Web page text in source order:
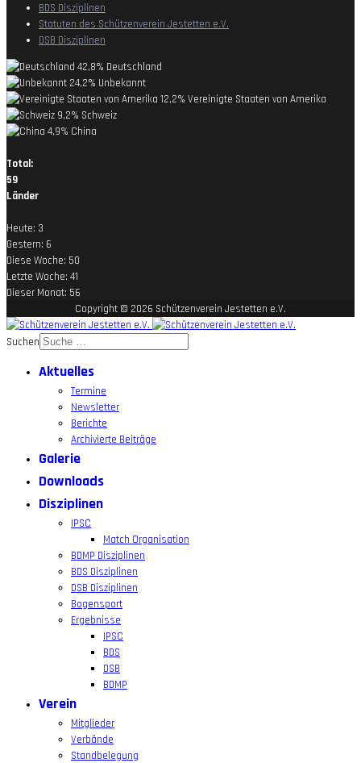
BDS Disziplinen
Statuten des Schützenverein Jestetten e.V.
DSB Disziplinen
42,8% Deutschland
24,2% Unbekannt
12,2% Vereinigte Staaten von Amerika
9,2% Schweiz
4,9% China
Total:
59
Länder
Heute: 3
Gestern: 6
Diese Woche: 50
Letzte Woche: 41
Dieser Monat: 56
Copyright © 2026 Schützenverein Jestetten e.V.
Suchen
Aktuelles
Termine
Newsletter
Berichte
Archivierte Beiträge
Galerie
Downloads
Disziplinen
IPSC
Match Organisation
BDMP Disziplinen
BDS Disziplinen
DSB Disziplinen
Bogensport
Ergebnisse
IPSC
BDS
DSB
BDMP
Verein
Mitglieder
Verbände
Standbelegung